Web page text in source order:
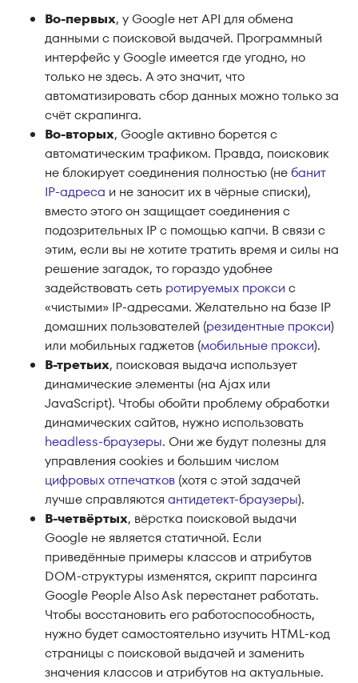
Во-первых, у Google нет API для обмена
данными с поисковой выдачей. Программный
интерфейс у Google имеется где угодно, но
только не здесь. А это значит, что
автоматизировать сбор данных можно только за
счёт скрапинга.
Во-вторых, Google активно борется с
автоматическим трафиком. Правда, поисковик
не блокирует соединения полностью (не банит
IP-адреса и не заносит их в чёрные списки),
вместо этого он защищает соединения с
подозрительных IP с помощью капчи. В связи с
этим, если вы не хотите тратить время и силы на
решение загадок, то гораздо удобнее
задействовать сеть ротируемых прокси с
«чистыми» IP-адресами. Желательно на базе IP
домашних пользователей (резидентные прокси)
или мобильных гаджетов (мобильные прокси).
В-третьих, поисковая выдача использует
динамические элементы (на Ajax или
JavaScript). Чтобы обойти проблему обработки
динамических сайтов, нужно использовать
headless-браузеры. Они же будут полезны для
управления cookies и большим числом
цифровых отпечатков (хотя с этой задачей
лучше справляются антидетект-браузеры).
В-четвёртых, вёрстка поисковой выдачи
Google не является статичной. Если
приведённые примеры классов и атрибутов
DOM-структуры изменятся, скрипт парсинга
Google People Also Ask перестанет работать.
Чтобы восстановить его работоспособность,
нужно будет самостоятельно изучить HTML-код
страницы с поисковой выдачей и заменить
значения классов и атрибутов на актуальные.